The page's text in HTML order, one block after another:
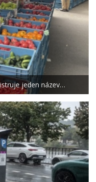
jeden název…